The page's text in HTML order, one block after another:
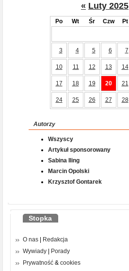
« Luty 2025
Po Wt Śr Czw Pt
3 4 5 6 7
10 11 12 13 14
17 18 19 20 21
24 25 26 27 28
Autorzy
Wszyscy
Artykuł sponsorowany
Sabina Iling
Marcin Opolski
Krzysztof Gontarek
Stopka
O nas
Redakcja
Wywiady
Porady
Prywatność & cookies